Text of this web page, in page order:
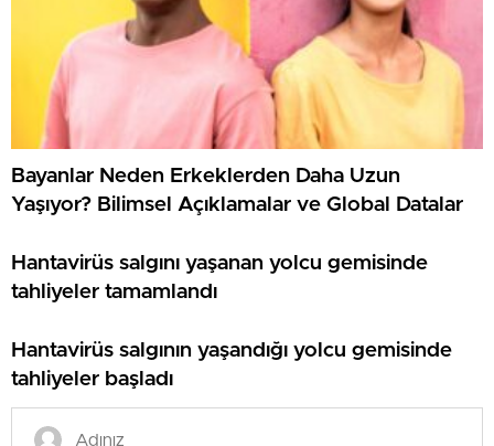
Bayanlar Neden Erkeklerden Daha Uzun
Yaşıyor? Bilimsel Açıklamalar ve Global Datalar
Hantavirüs salgını yaşanan yolcu gemisinde
tahliyeler tamamlandı
Hantavirüs salgının yaşandığı yolcu gemisinde
tahliyeler başladı